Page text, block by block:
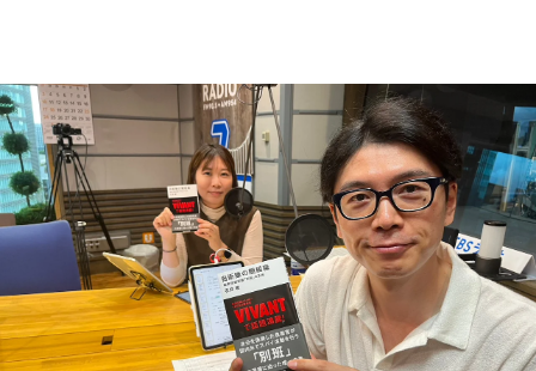
お知らせ
イベント・グッズ
YouTube
会社情報